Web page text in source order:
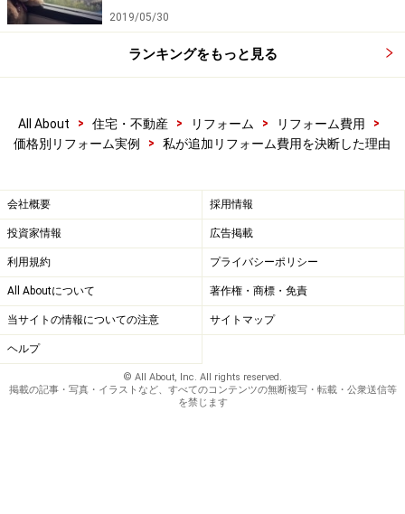
2019/05/30
ランキングをもっと見る
All About > 住宅・不動産 > リフォーム > リフォーム費用
>
価格別リフォーム実例
> 私が追加リフォーム費用を決断した理由
会社概要 採用情報
投資家情報 広告掲載
利用規約 プライバシーポリシー
All Aboutについて 著作権・商標・免責
当サイトの情報についての注意 サイトマップ
ヘルプ
© All About, Inc. All rights reserved.
掲載の記事・写真・イラストなど、すべてのコンテンツの無断複写・転載・公衆送信等
を禁じます